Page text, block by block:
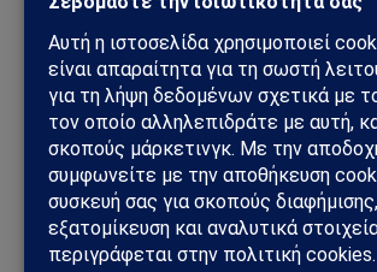
ΚΌΣΜΟΣ
ΗΠΑ – Ιράν: Οι Χούθι ανοίγουν
Μέση Ανατολή – Η Σαουδική
επίκεντρο των επιθέσεων
25/07/2026